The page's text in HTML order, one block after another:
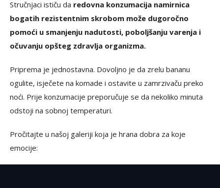
Stručnjaci ističu da redovna konzumacija namirnica
bogatih rezistentnim skrobom može dugoročno
pomoći u smanjenju nadutosti, poboljšanju varenja i
očuvanju opšteg zdravlja organizma.
Priprema je jednostavna. Dovoljno je da zrelu bananu
ogulite, isječete na komade i ostavite u zamrzivaču preko
noći. Prije konzumacije preporučuje se da nekoliko minuta
odstoji na sobnoj temperaturi.
Pročitajte u našoj galeriji koja je hrana dobra za koje
emocije: